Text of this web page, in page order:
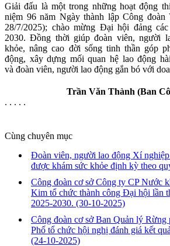
Giải đấu là một trong những hoạt động
niệm 96 năm Ngày thành lập Công
28/7/2025); chào mừng Đại hội đảng
2030. Đồng thời giúp đoàn viên, người
khỏe, nâng cao đời sống tinh thần góp
động, xây dựng mối quan hệ lao động
và đoàn viên, người lao động gắn bó với
Trần Văn Thành (Ban
. . . . .
Cùng chuyên mục
Đoàn viên, người lao động Xí
được khám sức khỏe định kỳ theo
Công đoàn cơ sở Công ty CP Nước
Kim tổ chức thành công Đại hội lần
2025-2030. (30-10-2025)
Công đoàn cơ sở Ban Quản lý Rừng
Phố tổ chức hội nghị đánh giá kết
(24-10-2025)